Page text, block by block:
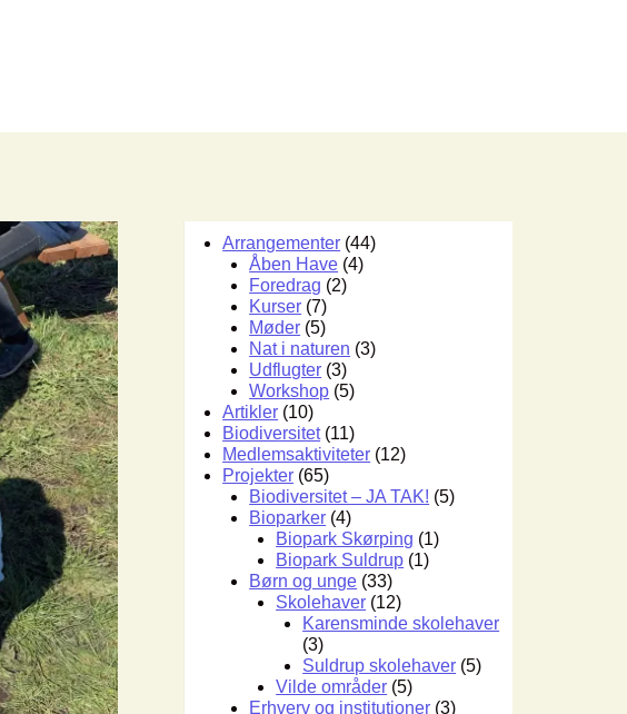
Arrangementer (44)
Åben Have (4)
Foredrag (2)
Kurser (7)
Møder (5)
Nat i naturen (3)
Udflugter (3)
Workshop (5)
Artikler (10)
Biodiversitet(11)
Medlemsaktiviteter (12)
Projekter (65)
Biodiversitet – JA TAK! (5)
Bioparker (4)
Biopark Skørping (1)
Biopark Suldrup (1)
Børn og unge (33)
Skolehaver (12)
Karensminde skolehaver
(3)
Suldrup skolehaver (5)
Vilde områder (5)
Erhverv og institutioner (3)